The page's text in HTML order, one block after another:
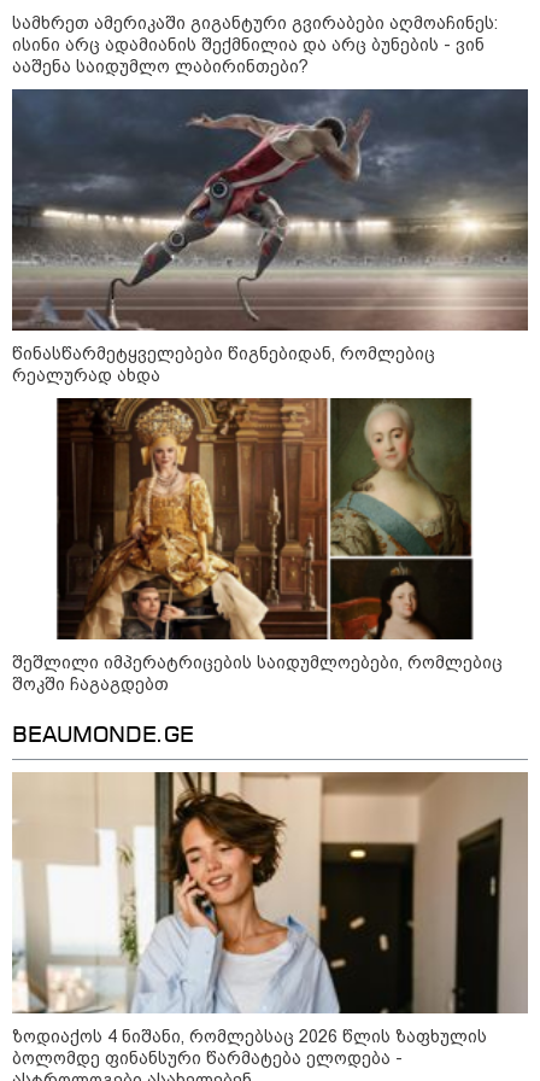
მსოფლიო
უძველესი სენი და ეპიდემია: აშშ-ში
ერთდროულად კეთრს და ნაწლავურ
ინფექციას ებრძვიან - რა უნდა ვიცოდეთ
და რამდენად სახიფათოა
13:36 / 09-08-2026
მომენტის ამსახველი კადრები
ტაილანდიდან
12:47 / 09-08-2026
რუსული მხარის ინფორმაციით,
უკრაინამ ბელგოროდზე
დრონებით იერიში მიიტანა,
დაიღუპა 3 ადამიანი და
დაშავდა 25
10:17 / 09-08-2026
რუსებმა ხარკოვს და ოდესას
დაარტყეს, არიან დაღუპულები
სამხრეთ ამერიკაში გიგანტური გვირაბები აღმოაჩინეს:
ისინი არც ადამიანის შექმნილია და არც ბუნების - ვინ
ააშენა საიდუმლო ლაბირინთები?
წინასწარმეტყველებები წიგნებიდან, რომლებიც
რეალურად ახდა
შეშლილი იმპერატრიცების საიდუმლოებები, რომლებიც
შოკში ჩაგაგდებთ
BEAUMONDE.GE
ზოდიაქოს 4 ნიშანი, რომლებსაც 2026 წლის ზაფხულის
ბოლომდე ფინანსური წარმატება ელოდება -